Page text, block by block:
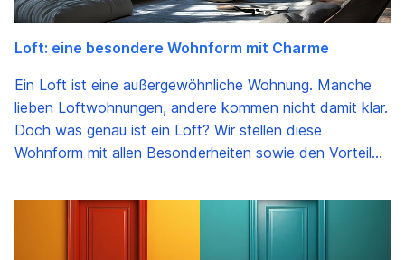
Loft: eine besondere Wohnform mit Charme
Ein Loft ist eine außergewöhnliche Wohnung. Manche
lieben Loftwohnungen, andere kommen nicht damit klar.
Doch was genau ist ein Loft? Wir stellen diese
Wohnform mit allen Besonderheiten sowie den Vorteilen